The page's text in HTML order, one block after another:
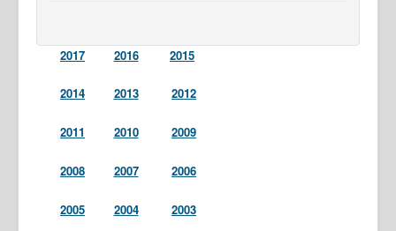
2017 2016 2015
2014 2013 2012
2011 2010 2009
2008 2007 2006
2005 2004 2003